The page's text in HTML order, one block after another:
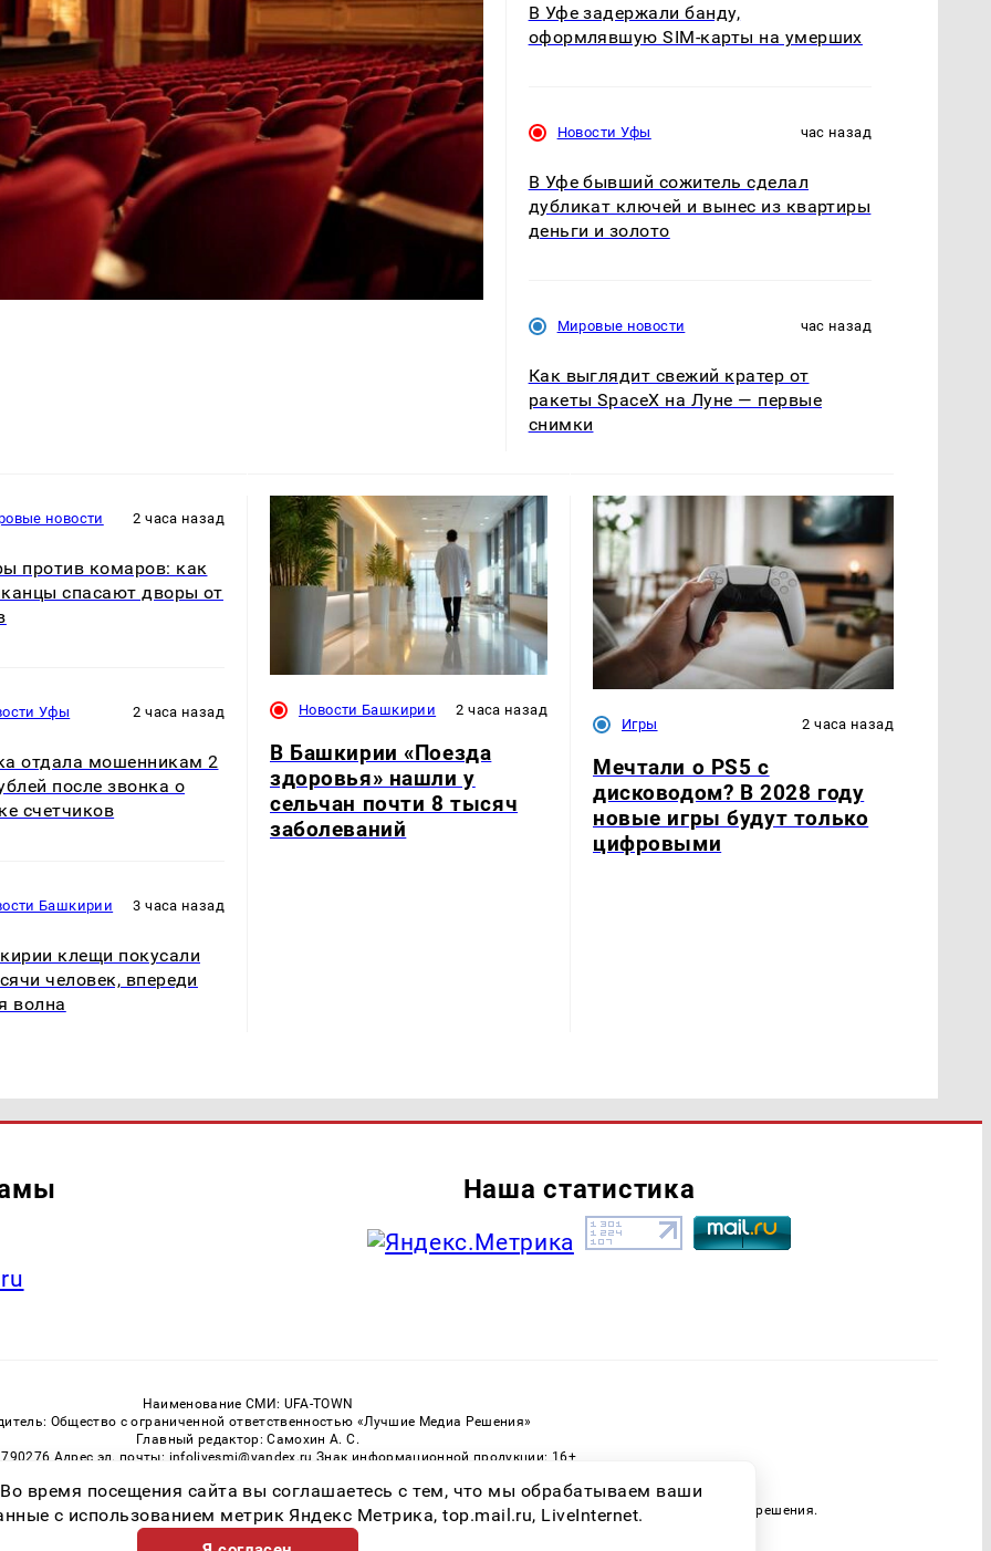
В Уфе задержали банду,
оформлявшую SIM-карты на умерших
Новости Уфы час назад
В Уфе бывший сожитель сделал
дубликат ключей и вынес из квартиры
деньги и золото
Мировые новости час назад
Как выглядит свежий кратер от
ракеты SpaceX на Луне — первые
снимки
новости 2 часа назад
против комаров: как
спасают дворы от
Уфы 2 часа назад
отдала мошенникам 2
после звонка о
счетчиков
Башкирии 3 часа назад
клещи покусали
человек, впереди
волна
Новости Башкирии 2 часа назад
В Башкирии «Поезда
здоровья» нашли у
сельчан почти 8 тысяч
заболеваний
Игры 2 часа назад
Мечтали о PS5 с
дисководом? В 2028 году
новые игры будут только
цифровыми
Наша статистика
Наименование СМИ: UFA-TOWN
Общество с ограниченной ответственностью «Лучшие Медиа Решения»
Главный редактор: Самохин А. С.
Адрес эл. почты: infolivesmi@yandex.ru Знак информационной продукции: 16+
Регистрационный номер СМИ ЭЛ № ФС 77 — 81149 от 02.06.2021
на Ufa-Town.Ru обязательна. Цитирование в Интернете возможно только при наличии письменного разрешения.
время посещения сайта вы соглашаетесь с тем, что мы обрабатываем ваши
с использованием метрик Яндекс Метрика, top.mail.ru, LiveInternet.